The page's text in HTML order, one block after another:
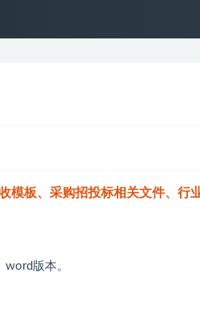
模板、采购招投标相关文件、行
版本。